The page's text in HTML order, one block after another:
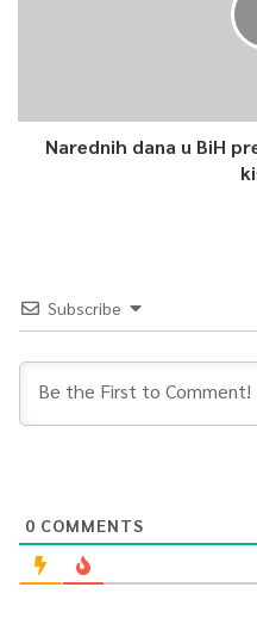
Narednih dana u BiH
Subscribe
0 COMMENTS